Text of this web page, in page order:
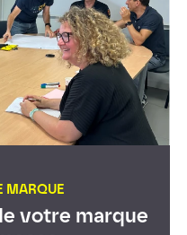
MARQUE
votre marque